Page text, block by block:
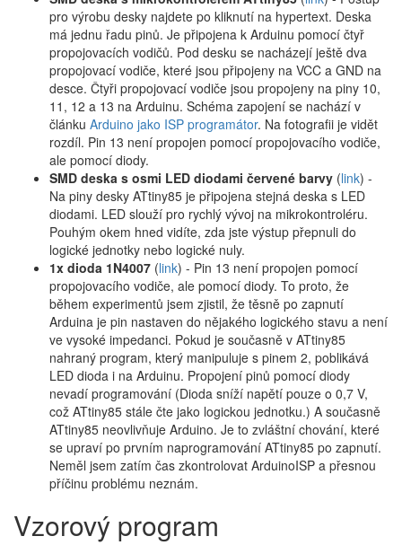
pro výrobu desky najdete po kliknutí na hypertext. Deska
má jednu řadu pinů. Je připojena k Arduinu pomocí čtyř
propojovacích vodičů. Pod desku se nacházejí ještě dva
propojovací vodiče, které jsou připojeny na VCC a GND na
desce. Čtyři propojovací vodiče jsou propojeny na piny 10,
11, 12 a 13 na Arduinu. Schéma zapojení se nachází v
článku Arduino jako ISP programátor. Na fotografii je vidět
rozdíl. Pin 13 není propojen pomocí propojovacího vodiče,
ale pomocí diody.
SMD deska s osmi LED diodami červené barvy (link) -
Na piny desky ATtiny85 je připojena stejná deska s LED
diodami. LED slouží pro rychlý vývoj na mikrokontroléru.
Pouhým okem hned vidíte, zda jste výstup přepnuli do
logické jednotky nebo logické nuly.
1x dioda 1N4007 (link) - Pin 13 není propojen pomocí
propojovacího vodiče, ale pomocí diody. To proto, že
během experimentů jsem zjistil, že těsně po zapnutí
Arduina je pin nastaven do nějakého logického stavu a není
ve vysoké impedanci. Pokud je současně v ATtiny85
nahraný program, který manipuluje s pinem 2, poblikává
LED dioda i na Arduinu. Propojení pinů pomocí diody
nevadí programování (Dioda sníží napětí pouze o 0,7 V,
což ATtiny85 stále čte jako logickou jednotku.) A současně
ATtiny85 neovlivňuje Arduino. Je to zvláštní chování, které
se upraví po prvním naprogramování ATtiny85 po zapnutí.
Neměl jsem zatím čas zkontrolovat ArduinoISP a přesnou
příčinu problému neznám.
Vzorový program